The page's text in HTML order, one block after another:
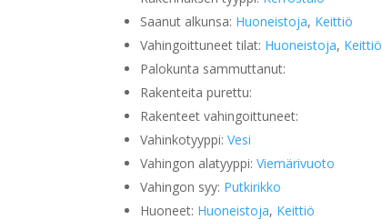
Saanut alkunsa: Huoneistoja, Keittiö
Vahingoittuneet tilat: Huoneistoja, Keittiö
Palokunta sammuttanut:
Rakenteita purettu:
Rakenteet vahingoittuneet:
Vahinkotyyppi: Vesi
Vahingon alatyyppi: Viemärivuoto
Vahingon syy: Putkirikko
Huoneet: Huoneistoja, Keittiö